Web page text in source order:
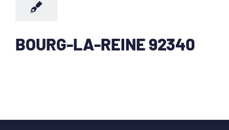
BOURG-LA-REINE 92340